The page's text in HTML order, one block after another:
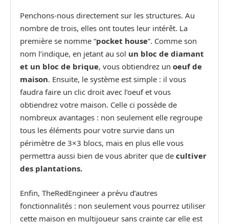
Penchons-nous directement sur les structures. Au
nombre de trois, elles ont toutes leur intérêt. La
première se nomme “pocket house“. Comme son
nom l’indique, en jetant au sol un bloc de diamant
et un bloc de brique, vous obtiendrez un oeuf de
maison. Ensuite, le système est simple : il vous
faudra faire un clic droit avec l’oeuf et vous
obtiendrez votre maison. Celle ci possède de
nombreux avantages : non seulement elle regroupe
tous les éléments pour votre survie dans un
périmètre de 3×3 blocs, mais en plus elle vous
permettra aussi bien de vous abriter que de cultiver
des plantations.
Enfin, TheRedEngineer a prévu d’autres
fonctionnalités : non seulement vous pourrez utiliser
cette maison en multijoueur sans crainte car elle est